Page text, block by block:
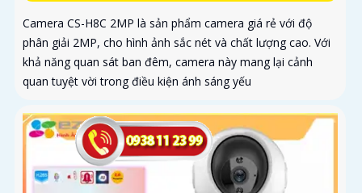
Camera CS-H8C 2MP là sản phẩm camera giá rẻ với độ
phân giải 2MP, cho hình ảnh sắc nét và chất lượng cao. Với
khả năng quan sát ban đêm, camera này mang lại cảnh
quan tuyệt vời trong điều kiện ánh sáng yếu